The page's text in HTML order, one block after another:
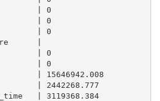
| 0
| 0
| 0
|
| 0
| 0
| 15646942.008
| 2442268.777
| 3119368.384